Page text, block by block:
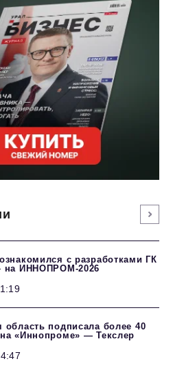
с разработками ГК
на ИННОПРОМ-2026
область подписала более 40
«Иннопроме» — Текслер